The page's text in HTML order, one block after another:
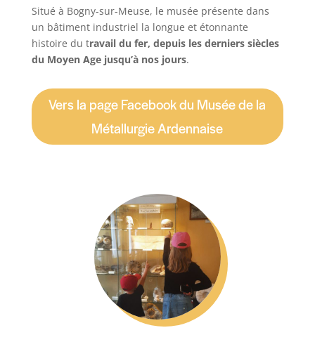
Situé à Bogny-sur-Meuse, le musée présente dans
un bâtiment industriel la longue et étonnante
histoire du travail du fer, depuis les derniers siècles
du Moyen Age jusqu’à nos jours.
Vers la page Facebook du Musée de la
Métallurgie Ardennaise